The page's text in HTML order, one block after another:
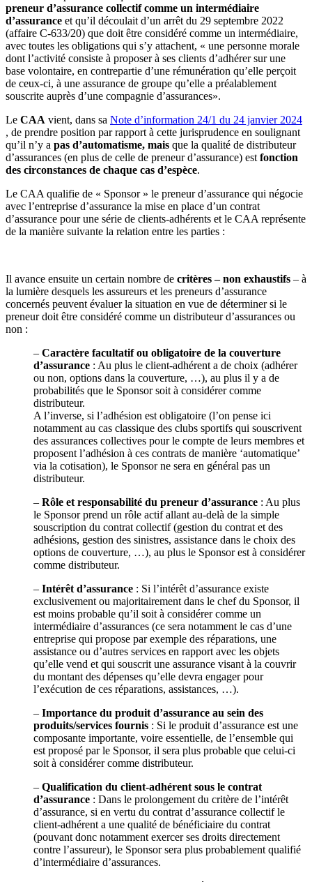
preneur d’assurance collectif comme un intermédiaire
d’assurance et qu’il découlait d’un arrêt du 29 septembre 2022
(affaire C-633/20) que doit être considéré comme un intermédiaire,
avec toutes les obligations qui s’y attachent, « une personne morale
dont l’activité consiste à proposer à ses clients d’adhérer sur une
base volontaire, en contrepartie d’une rémunération qu’elle perçoit
de ceux-ci, à une assurance de groupe qu’elle a préalablement
souscrite auprès d’une compagnie d’assurances».
Le CAA vient, dans sa Note d’information 24/1 du 24 janvier 2024
, de prendre position par rapport à cette jurisprudence en soulignant
qu’il n’y a pas d’automatisme, mais que la qualité de distributeur
d’assurances (en plus de celle de preneur d’assurance) est fonction
des circonstances de chaque cas d’espèce.
Le CAA qualifie de « Sponsor » le preneur d’assurance qui négocie
avec l’entreprise d’assurance la mise en place d’un contrat
d’assurance pour une série de clients-adhérents et le CAA représente
de la manière suivante la relation entre les parties :
Il avance ensuite un certain nombre de critères – non exhaustifs – à
la lumière desquels les assureurs et les preneurs d’assurance
concernés peuvent évaluer la situation en vue de déterminer si le
preneur doit être considéré comme un distributeur d’assurances ou
non :
– Caractère facultatif ou obligatoire de la couverture
d’assurance : Au plus le client-adhérent a de choix (adhérer
ou non, options dans la couverture, …), au plus il y a de
probabilités que le Sponsor soit à considérer comme
distributeur.
A l’inverse, si l’adhésion est obligatoire (l’on pense ici
notamment au cas classique des clubs sportifs qui souscrivent
des assurances collectives pour le compte de leurs membres et
proposent l’adhésion à ces contrats de manière ‘automatique’
via la cotisation), le Sponsor ne sera en général pas un
distributeur.
– Rôle et responsabilité du preneur d’assurance : Au plus
le Sponsor prend un rôle actif allant au-delà de la simple
souscription du contrat collectif (gestion du contrat et des
adhésions, gestion des sinistres, assistance dans le choix des
options de couverture, …), au plus le Sponsor est à considérer
comme distributeur.
– Intérêt d’assurance : Si l’intérêt d’assurance existe
exclusivement ou majoritairement dans le chef du Sponsor, il
est moins probable qu’il soit à considérer comme un
intermédiaire d’assurances (ce sera notamment le cas d’une
entreprise qui propose par exemple des réparations, une
assistance ou d’autres services en rapport avec les objets
qu’elle vend et qui souscrit une assurance visant à la couvrir
du montant des dépenses qu’elle devra engager pour
l’exécution de ces réparations, assistances, …).
– Importance du produit d’assurance au sein des
produits/services fournis : Si le produit d’assurance est une
composante importante, voire essentielle, de l’ensemble qui
est proposé par le Sponsor, il sera plus probable que celui-ci
soit à considérer comme distributeur.
– Qualification du client-adhérent sous le contrat
d’assurance : Dans le prolongement du critère de l’intérêt
d’assurance, si en vertu du contrat d’assurance collectif le
client-adhérent a une qualité de bénéficiaire du contrat
(pouvant donc notamment exercer ses droits directement
contre l’assureur), le Sponsor sera plus probablement qualifié
d’intermédiaire d’assurances.